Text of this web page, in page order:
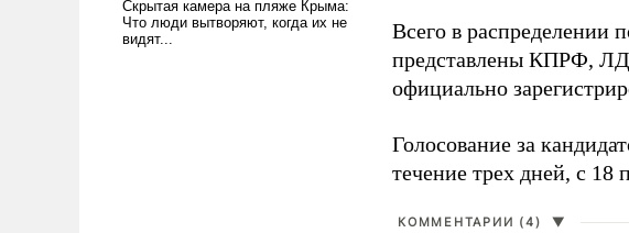
Всего в распределении
представлены КПРФ,
официально
Голосование за
течение трех дней, с 18
КОММЕНТАРИИ (4) ▼